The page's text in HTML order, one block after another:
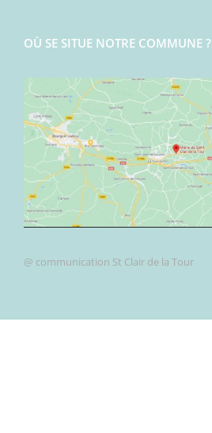
OÙ SE SITUE NOTRE COMMUNE ?
@ communication St Clair de la Tour